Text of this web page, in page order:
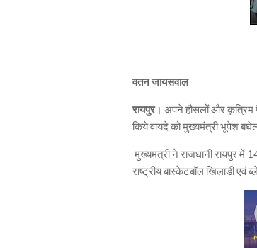
वतन जायसवाल
रायपुर। अपने हौसलों और कृत्रिम
किये वायदे को मुख्यमंत्री भूपेश
मुख्यमंत्री ने राजधानी रायपुर में
राष्ट्रीय बास्केटबॉल खिलाड़ी एवं